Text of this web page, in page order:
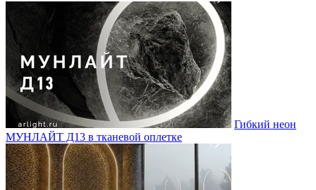
Гибкий неон
МУНЛАЙТ Д13 в тканевой оплетке